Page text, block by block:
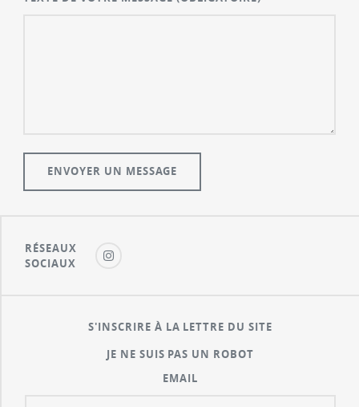
RÉSEAUX
SOCIAUX
S'INSCRIRE À LA LETTRE DU SITE
JE NE SUIS PAS UN ROBOT
EMAIL